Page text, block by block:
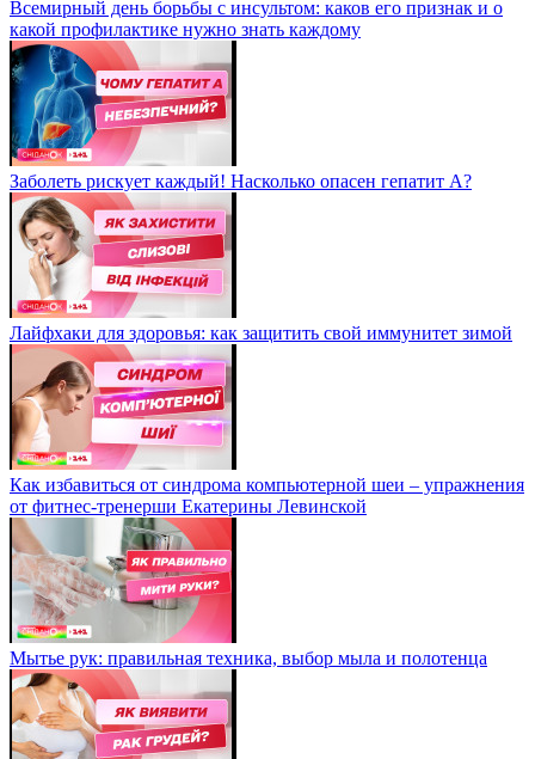
Всемирный день борьбы с инсультом: каков его признак и о
какой профилактике нужно знать каждому
Заболеть рискует каждый! Насколько опасен гепатит А?
Лайфхаки для здоровья: как защитить свой иммунитет зимой
Как избавиться от синдрома компьютерной шеи – упражнения
от фитнес-тренерши Екатерины Левинской
Мытье рук: правильная техника, выбор мыла и полотенца